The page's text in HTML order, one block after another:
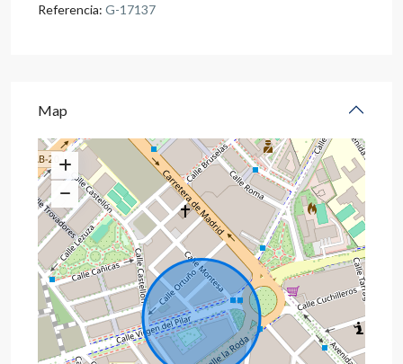
Referencia: G-17137
Map